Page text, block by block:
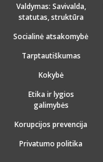
Valdymas: Savivalda,
statutas, struktūra
Socialinė atsakomybė
Tarptautiškumas
Kokybė
Etika ir lygios
galimybės
Korupcijos prevencija
Privatumo politika